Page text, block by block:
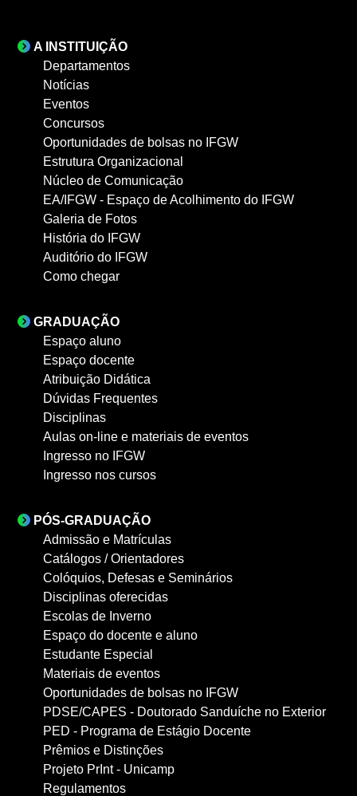
A INSTITUIÇÃO
Departamentos
Notícias
Eventos
Concursos
Oportunidades de bolsas no IFGW
Estrutura Organizacional
Núcleo de Comunicação
EA/IFGW - Espaço de Acolhimento do IFGW
Galeria de Fotos
História do IFGW
Auditório do IFGW
Como chegar
GRADUAÇÃO
Espaço aluno
Espaço docente
Atribuição Didática
Dúvidas Frequentes
Disciplinas
Aulas on-line e materiais de eventos
Ingresso no IFGW
Ingresso nos cursos
PÓS-GRADUAÇÃO
Admissão e Matrículas
Catálogos / Orientadores
Colóquios, Defesas e Seminários
Disciplinas oferecidas
Escolas de Inverno
Espaço do docente e aluno
Estudante Especial
Materiais de eventos
Oportunidades de bolsas no IFGW
PDSE/CAPES - Doutorado Sanduíche no Exterior
PED - Programa de Estágio Docente
Prêmios e Distinções
Projeto PrInt - Unicamp
Regulamentos